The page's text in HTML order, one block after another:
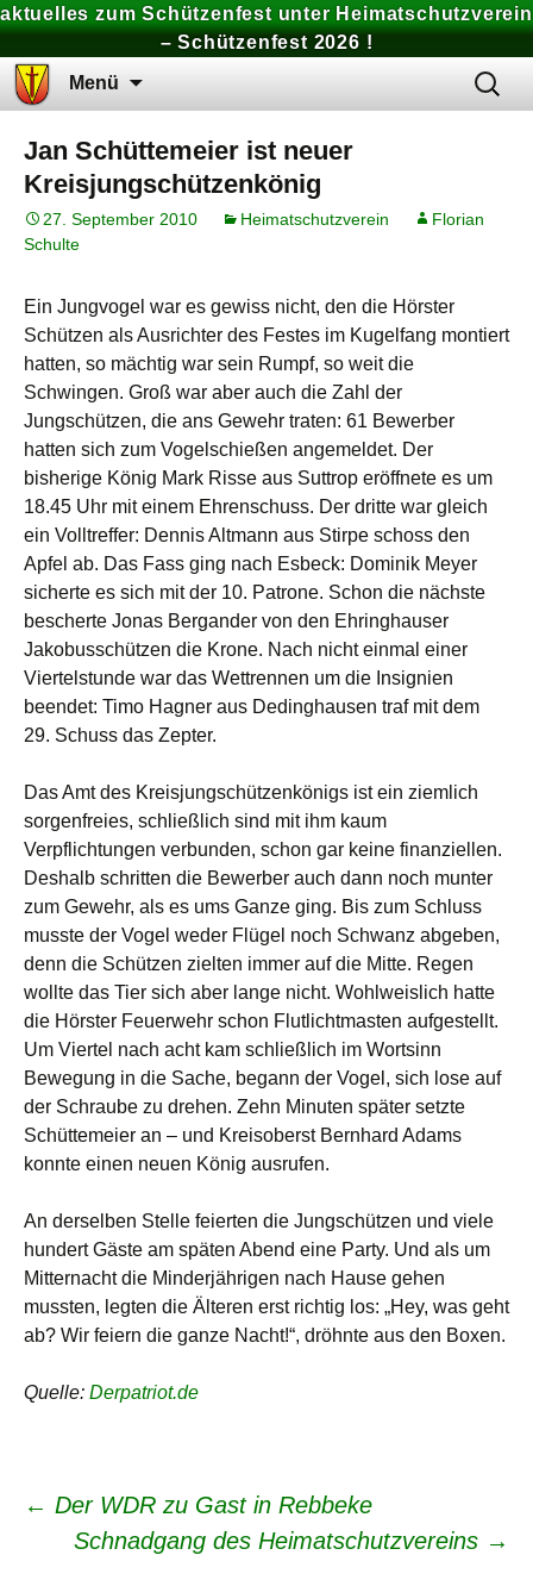
aktuelles zum Schützenfest unter Heimatschutzverein
– Schützenfest 2026 !
Menü
Suchen
nach:
Jan Schüttemeier ist neuer
Kreisjungschützenkönig
27. September 2010 Heimatschutzverein
Florian
Schulte
Ein Jungvogel war es gewiss nicht, den die Hörster
Schützen als Ausrichter des Festes im Kugelfang montiert
hatten, so mächtig war sein Rumpf, so weit die
Schwingen. Groß war aber auch die Zahl der
Jungschützen, die ans Gewehr traten: 61 Bewerber
hatten sich zum Vogelschießen angemeldet. Der
bisherige König Mark Risse aus Suttrop eröffnete es um
18.45 Uhr mit einem Ehrenschuss. Der dritte war gleich
ein Volltreffer: Dennis Altmann aus Stirpe schoss den
Apfel ab. Das Fass ging nach Esbeck: Dominik Meyer
sicherte es sich mit der 10. Patrone. Schon die nächste
bescherte Jonas Bergander von den Ehringhauser
Jakobusschützen die Krone. Nach nicht einmal einer
Viertelstunde war das Wettrennen um die Insignien
beendet: Timo Hagner aus Dedinghausen traf mit dem
29. Schuss das Zepter.
Das Amt des Kreisjungschützenkönigs ist ein ziemlich
sorgenfreies, schließlich sind mit ihm kaum
Verpflichtungen verbunden, schon gar keine finanziellen.
Deshalb schritten die Bewerber auch dann noch munter
zum Gewehr, als es ums Ganze ging. Bis zum Schluss
musste der Vogel weder Flügel noch Schwanz abgeben,
denn die Schützen zielten immer auf die Mitte. Regen
wollte das Tier sich aber lange nicht. Wohlweislich hatte
die Hörster Feuerwehr schon Flutlichtmasten aufgestellt.
Um Viertel nach acht kam schließlich im Wortsinn
Bewegung in die Sache, begann der Vogel, sich lose auf
der Schraube zu drehen. Zehn Minuten später setzte
Schüttemeier an – und Kreisoberst Bernhard Adams
konnte einen neuen König ausrufen.
An derselben Stelle feierten die Jungschützen und viele
hundert Gäste am späten Abend eine Party. Und als um
Mitternacht die Minderjährigen nach Hause gehen
mussten, legten die Älteren erst richtig los: „Hey, was geht
ab? Wir feiern die ganze Nacht!“, dröhnte aus den Boxen.
Quelle: Derpatriot.de
Beitrags-
← Der WDR zu Gast in Rebbeke
Schnadgang des Heimatschutzvereins →